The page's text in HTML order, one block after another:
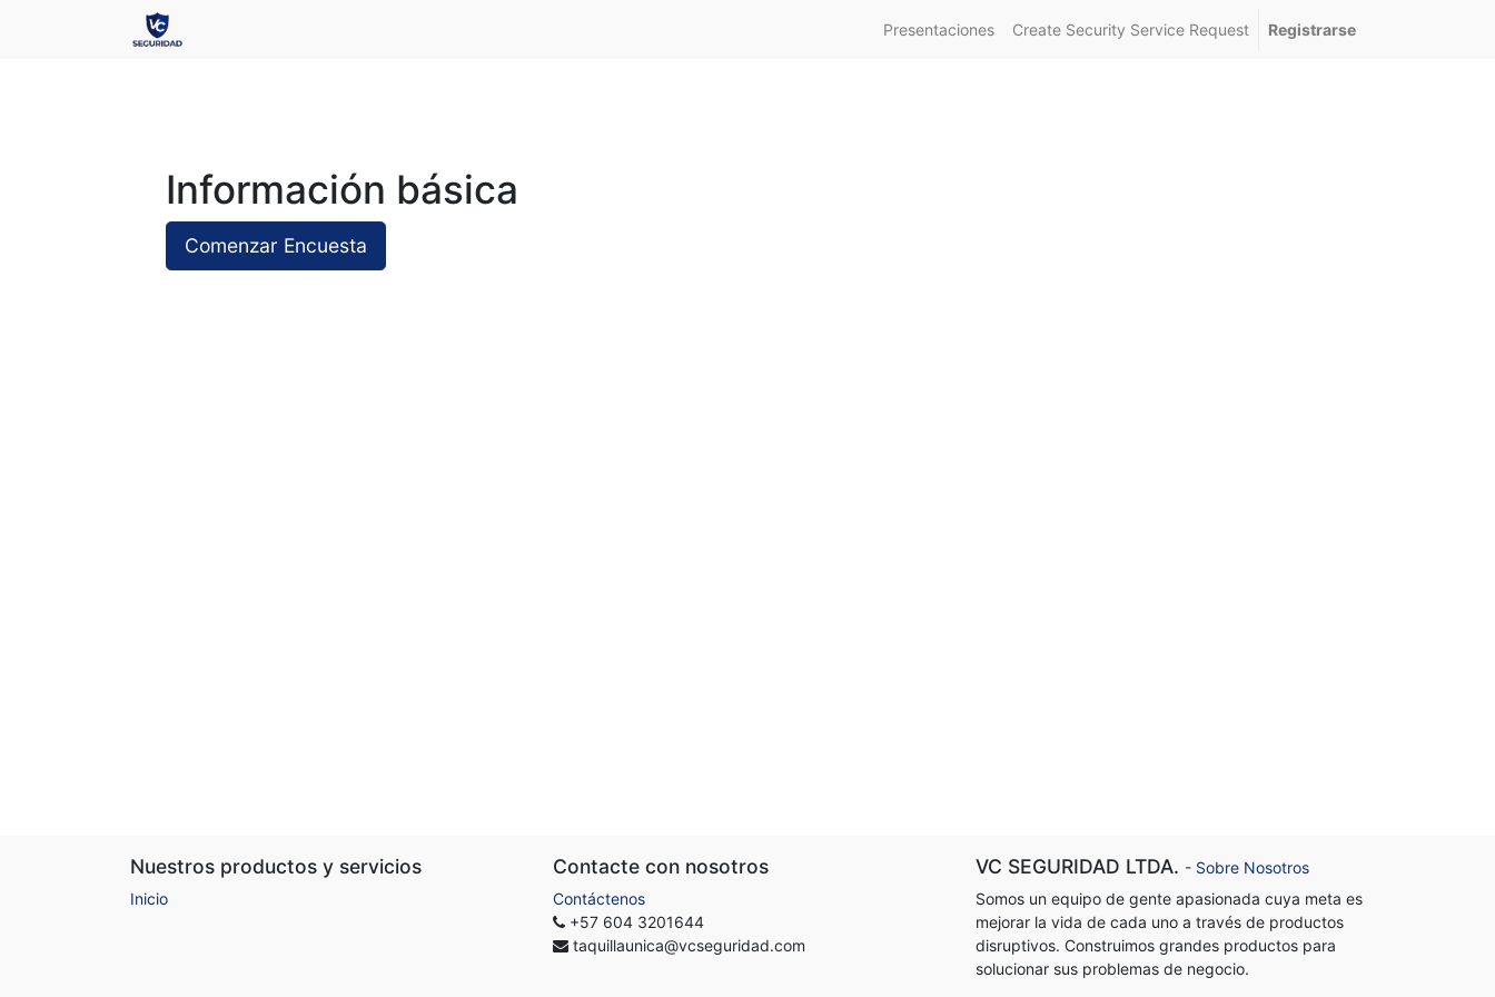
Presentaciones Create Security Service Request Registrarse
Información básica
Comenzar Encuesta
Nuestros productos y servicios
Inicio
Contacte con nosotros
Contáctenos
+57 604 3201644
taquillaunica@vcseguridad.com
VC SEGURIDAD LTDA. - Sobre Nosotros
Somos un equipo de gente apasionada cuya meta es
mejorar la vida de cada uno a través de productos
disruptivos. Construimos grandes productos para
solucionar sus problemas de negocio.